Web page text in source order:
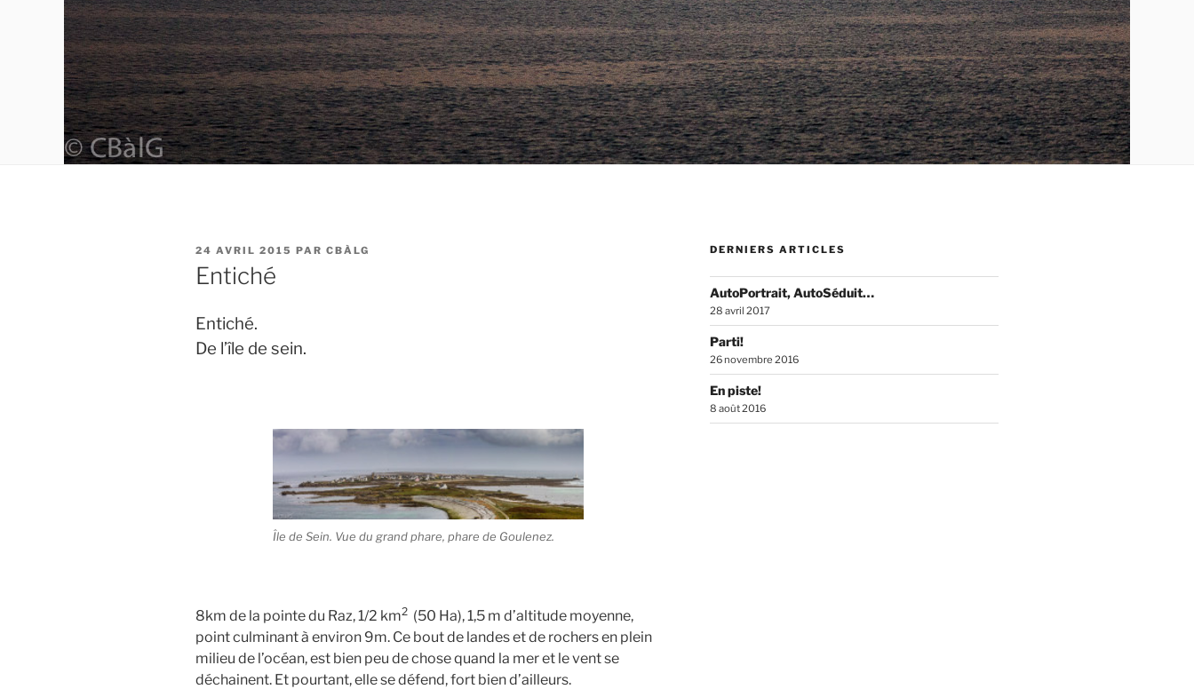
PUBLIÉ
LE
24 AVRIL 2015 PAR CBÀLG
Entiché
Entiché.
De l’île de sein.
Île de Sein. Vue du grand phare, phare de Goulenez.
8km de la pointe du Raz, 1/2 km2 (50 Ha), 1,5 m d’altitude moyenne,
point culminant à environ 9m. Ce bout de landes et de rochers en plein
milieu de l’océan, est bien peu de chose quand la mer et le vent se
déchainent. Et pourtant, elle se défend, fort bien d’ailleurs.
DERNIERS ARTICLES
AutoPortrait, AutoSéduit…
28 avril 2017
Parti!
26 novembre 2016
En piste!
8 août 2016